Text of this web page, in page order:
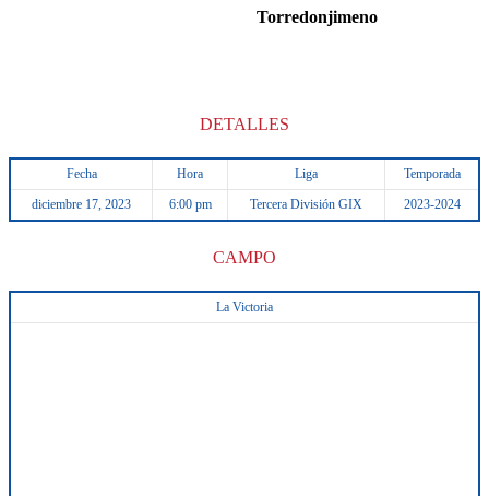
Torredonjimeno
DETALLES
Fecha Hora Liga Temporada
diciembre 17, 2023 6:00 pm Tercera División GIX 2023-2024
CAMPO
La Victoria